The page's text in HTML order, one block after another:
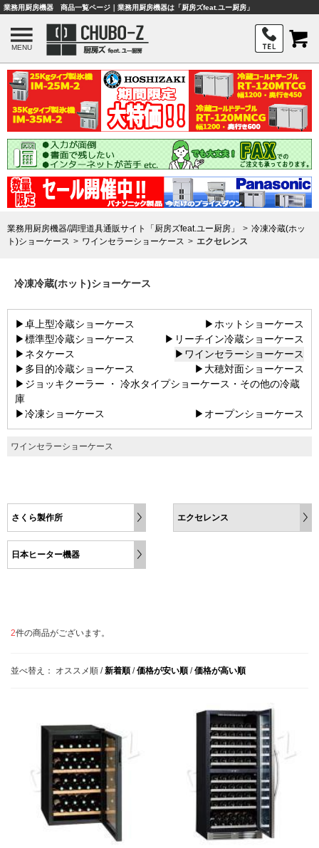
業務用厨房機器 商品一覧ページ｜業務用厨房機器は「厨房ズfeat.ユー厨房」
MENU
業務用厨房機器/調理道具通販サイト「厨房ズfeat.ユー厨房」
冷凍冷蔵(ホッ
ト)ショーケース
ワインセラーショーケース エクセレンス
冷凍冷蔵(ホット)ショーケース
▶卓上型冷蔵ショーケース
▶ホットショーケース
▶標準型冷蔵ショーケース
▶リーチイン冷蔵ショーケース
▶ネタケース
▶ワインセラーショーケース
▶多目的冷蔵ショーケース
▶大穂対面ショーケース
▶ジョッキクーラー ・ 冷水タイプショーケース・その他の冷蔵
庫
▶冷凍ショーケース
▶オープンショーケース
ワインセラーショーケース
さくら製作所 エクセレンス
日本ヒーター機器
2件の商品がございます。
並べ替え： オススメ順 /新着順 /価格が安い順 /価格が高い順